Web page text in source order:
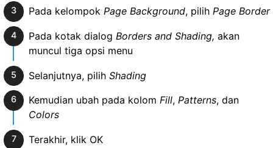
Pada kelompok Page Background, pilihPage Border
Pada kotak dialog Borders and Shading, akan
muncul tiga opsi menu
Selanjutnya, pilih Shading
Kemudian ubah pada kolom Fill, Patterns, dan
Colors
Terakhir, klik OK